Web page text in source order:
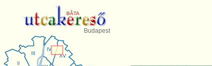
BĂTA
Budapest